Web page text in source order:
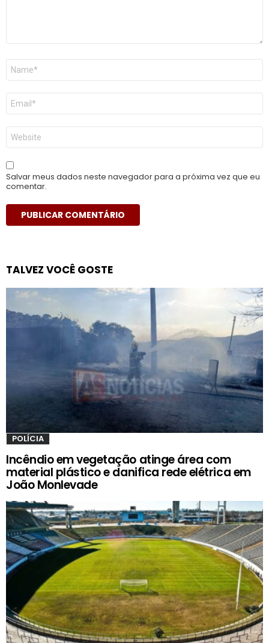
Nome
E-
mail
*
Site
Salvar meus dados neste navegador para a próxima vez que eu
comentar.
TALVEZ VOCÊ GOSTE
POLÍCIA
Incêndio em vegetação atinge área com
material plástico e danifica rede elétrica em
João Monlevade